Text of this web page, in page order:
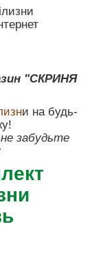
"СКРИНЯ
и на будь-
не забудьте